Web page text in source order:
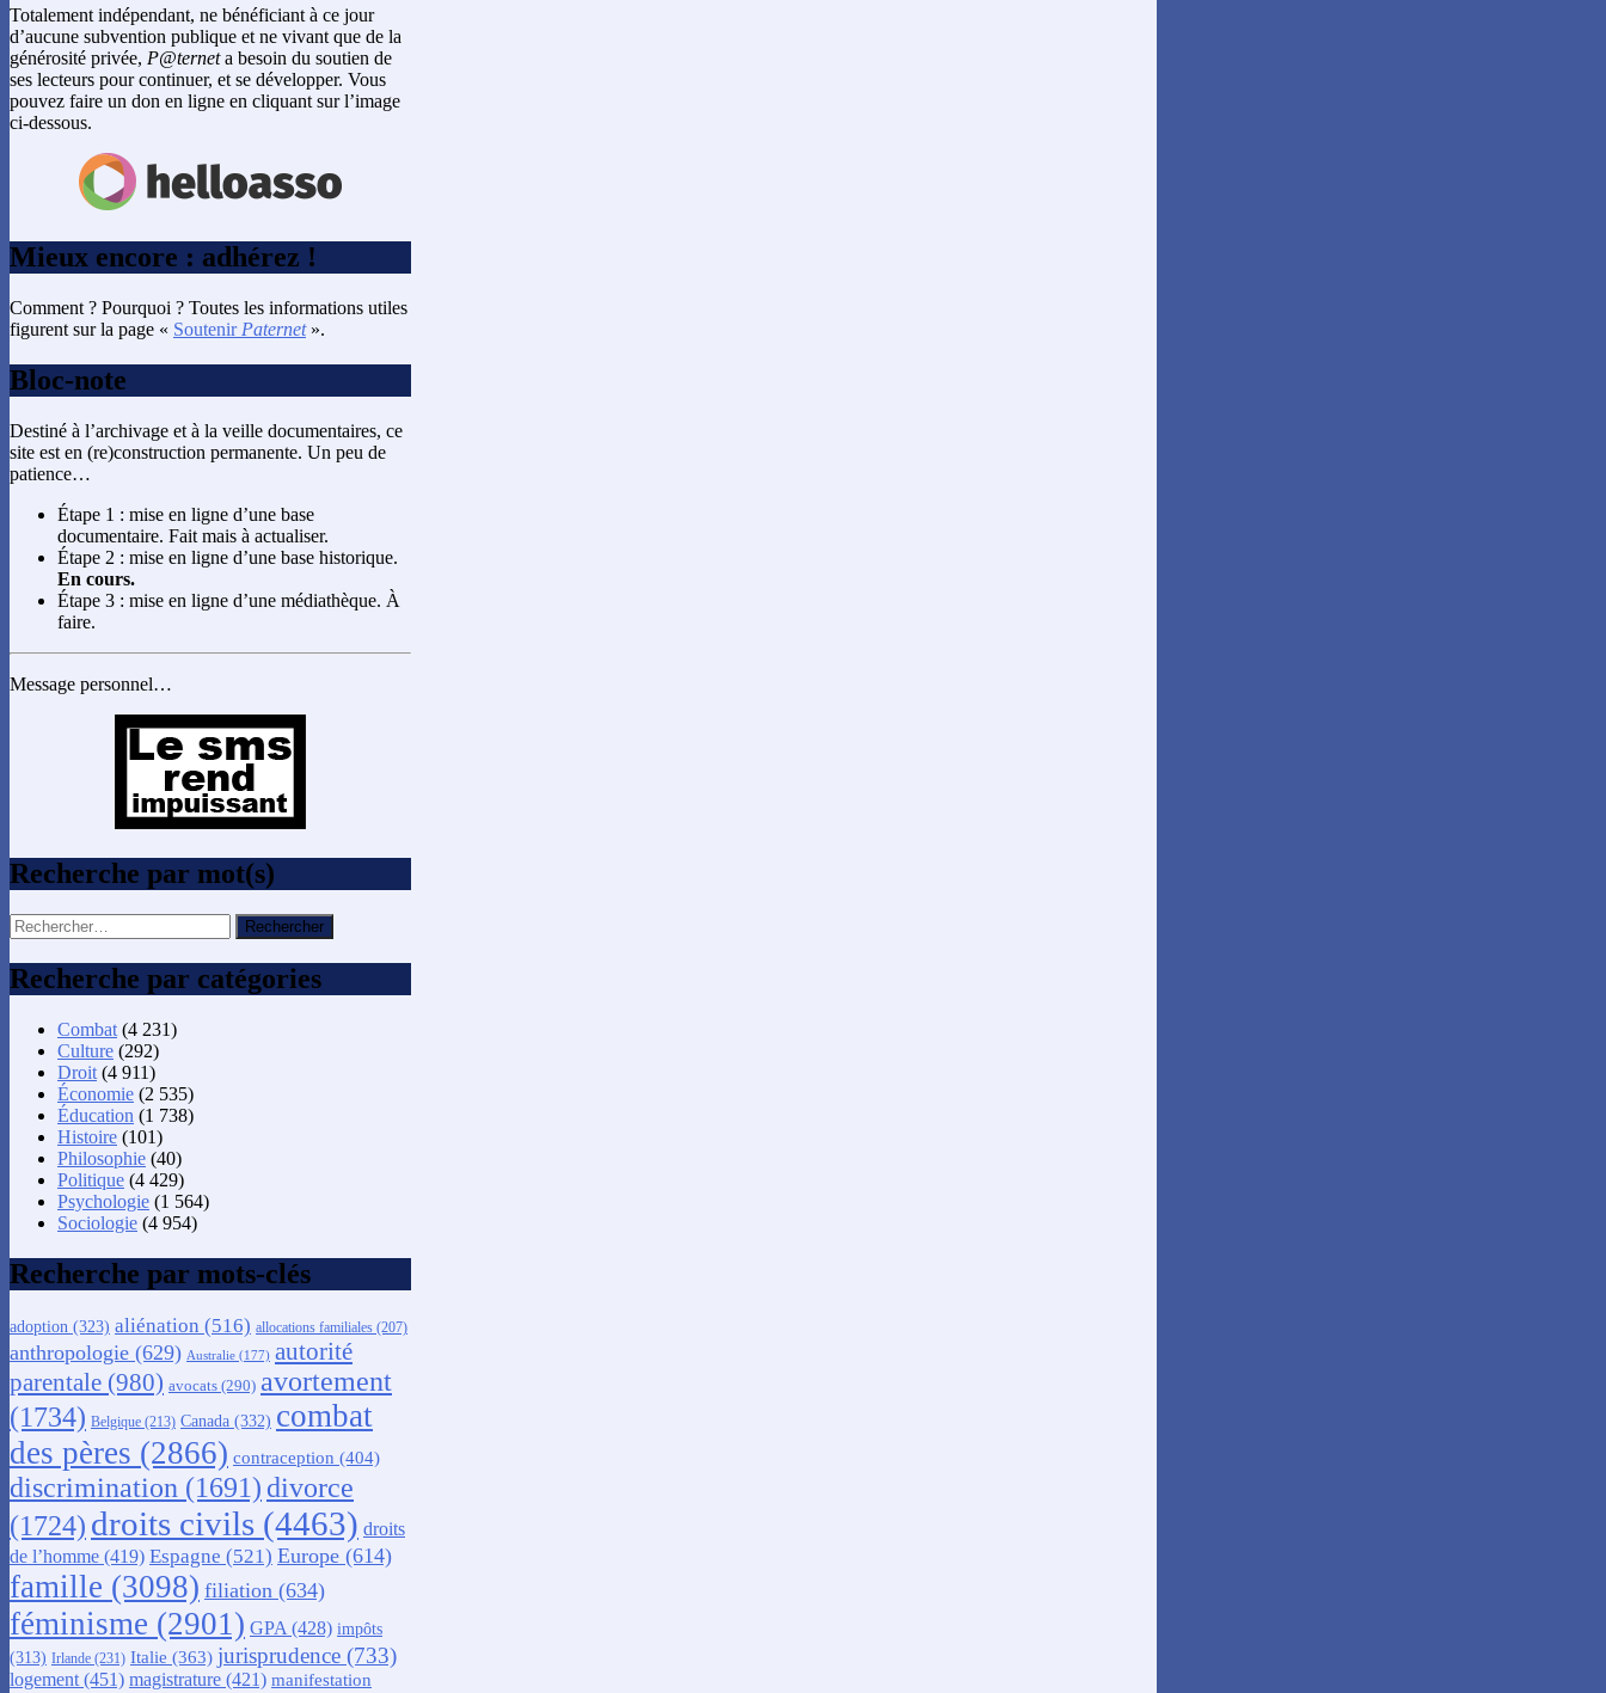
Totalement indépendant, ne bénéficiant à ce jour
d’aucune subvention publique et ne vivant que de la
générosité privée, P@terneta besoin du soutien de
ses lecteurs pour continuer, et se développer. Vous
pouvez faire un don en ligne en cliquant sur l’image
ci-dessous.
Mieux encore : adhérez !
Comment ? Pourquoi ? Toutes les informations utiles
figurent sur la page « Soutenir Paternet».
Bloc-note
Destiné à l’archivage et à la veille documentaires, ce
site est en (re)construction permanente. Un peu de
patience…
Étape 1 : mise en ligne d’une base
documentaire. Fait mais à actualiser.
Étape 2 : mise en ligne d’une base historique.
En cours.
Étape 3 : mise en ligne d’une médiathèque. À
faire.
Message personnel…
Recherche par mot(s)
Rechercher :
Recherche par catégories
Combat (4 231)
Culture (292)
Droit (4 911)
Économie (2 535)
Éducation (1 738)
Histoire (101)
Philosophie (40)
Politique (4 429)
Psychologie (1 564)
Sociologie (4 954)
Recherche par mots-clés
adoption (323) aliénation (516) allocations familiales (207)
anthropologie (629) Australie (177) autorité
parentale (980) avocats (290) avortement
(1734) Belgique (213) Canada (332) combat
des pères (2866) contraception (404)
discrimination (1691) divorce
(1724) droits civils (4463) droits
de l’homme (419) Espagne (521) Europe (614)
famille (3098) filiation (634)
féminisme (2901) GPA (428) impôts
(313) Irlande (231) Italie (363) jurisprudence (733)
logement (451) magistrature (421) manifestation